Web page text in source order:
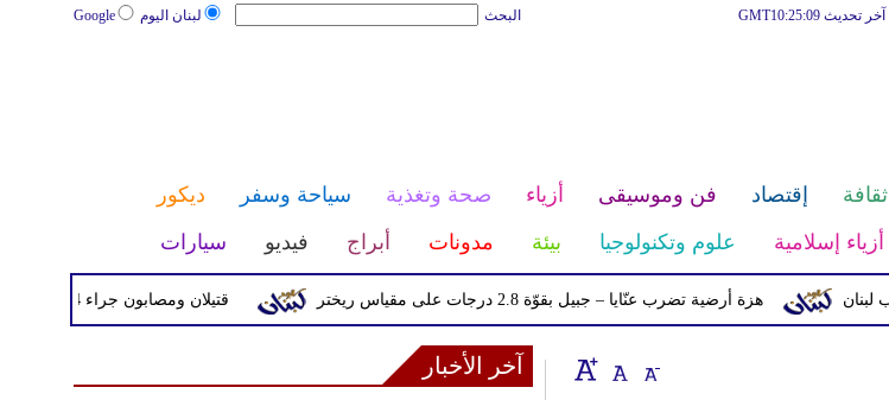
لبنان اليوم Google البحث آخر تحديث GMT10:25:09
ثقافة إقتصاد فن وموسيقى أزياء صحة وتغذية سياحة وسفر
ديكور
أزياء إسلامية علوم وتكنولوجيا بيئة مدونات أبراج فيديو سيارات
قتيلان ومصابون جراء 14 غارة إسرائيلية على شرق وجنوب لبنان هزة أرضية تضرب عنّايا – جبيل بقوّة 2.8 درجات على مقياس ريختر
آخر الأخبار